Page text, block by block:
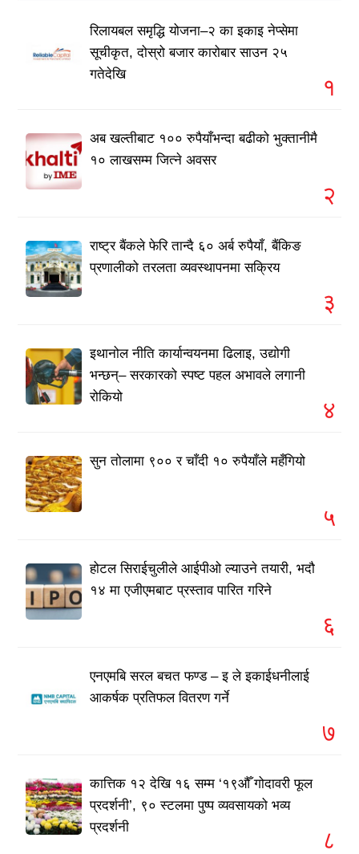
रिलायबल समृद्धि योजना–२ का इकाइ नेप्सेमा
सूचीकृत, दोस्रो बजार कारोबार साउन २५
गतेदेखि
१
अब खल्तीबाट १०० रुपैयाँभन्दा बढीको भुक्तानीमै
१० लाखसम्म जित्ने अवसर
२
राष्ट्र बैंकले फेरि तान्दै ६० अर्ब रुपैयाँ, बैंकिङ
प्रणालीको तरलता व्यवस्थापनमा सक्रिय
३
इथानोल नीति कार्यान्वयनमा ढिलाइ, उद्योगी
भन्छन्– सरकारको स्पष्ट पहल अभावले लगानी
रोकियो
४
सुन तोलामा ९०० र चाँदी १० रुपैयाँले महँगियो
५
होटल सिराईचुलीले आईपीओ ल्याउने तयारी, भदौ
१४ मा एजीएमबाट प्रस्ताव पारित गरिने
६
एनएमबि सरल बचत फण्ड – इ ले इकाईधनीलाई
आकर्षक प्रतिफल वितरण गर्ने
७
कात्तिक १२ देखि १६ सम्म ‘१९औँ गोदावरी फूल
प्रदर्शनी’, ९० स्टलमा पुष्प व्यवसायको भव्य
प्रदर्शनी
८